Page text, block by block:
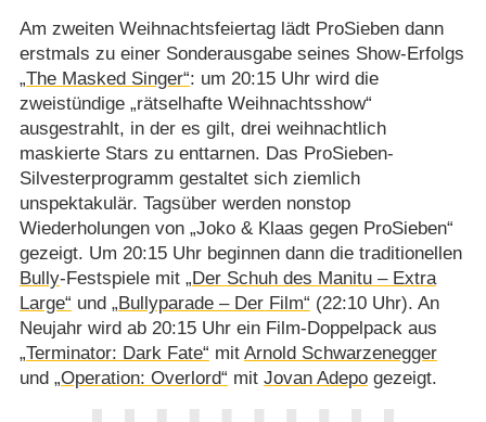
Am zweiten Weihnachtsfeiertag lädt ProSieben dann
erstmals zu einer Sonderausgabe seines Show-Erfolgs
„The Masked Singer“: um 20:15 Uhr wird die
zweistündige „rätselhafte Weihnachtsshow“
ausgestrahlt, in der es gilt, drei weihnachtlich
maskierte Stars zu enttarnen. Das ProSieben-
Silvesterprogramm gestaltet sich ziemlich
unspektakulär. Tagsüber werden nonstop
Wiederholungen von „Joko & Klaas gegen ProSieben“
gezeigt. Um 20:15 Uhr beginnen dann die traditionellen
Bully-Festspiele mit „Der Schuh des Manitu – Extra
Large“ und „Bullyparade – Der Film“ (22:10 Uhr). An
Neujahr wird ab 20:15 Uhr ein Film-Doppelpack aus
„Terminator: Dark Fate“ mit Arnold Schwarzenegger
und „Operation: Overlord“ mit Jovan Adepogezeigt.